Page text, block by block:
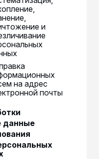
и
на адрес
почты
данные